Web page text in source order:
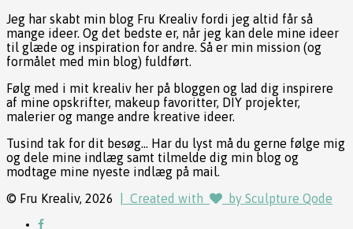
Jeg har skabt min blog Fru Krealiv fordi jeg altid får så
mange ideer. Og det bedste er, når jeg kan dele mine ideer
til glæde og inspiration for andre. Så er min mission (og
formålet med min blog) fuldført.
Følg med i mit krealiv her på bloggen og lad dig inspirere
af mine opskrifter, makeup favoritter, DIY projekter,
malerier og mange andre kreative ideer.
Tusind tak for dit besøg... Har du lyst må du gerne følge mig
og dele mine indlæg samt tilmelde dig min blog og
modtage mine nyeste indlæg på mail.
© Fru Krealiv, 2026
| Created with by Sculpture Qode